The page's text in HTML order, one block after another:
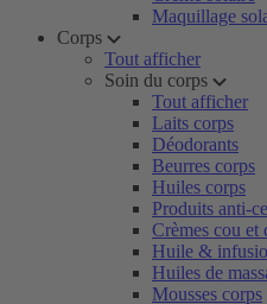
Maquillage
Corps
Tout afficher
Soin du corps
Tout afficher
Laits corps
Déodorants
Beurres corps
Huiles corps
Produits anti-
Crèmes cou et
Huile &
Huiles de
Mousses corps